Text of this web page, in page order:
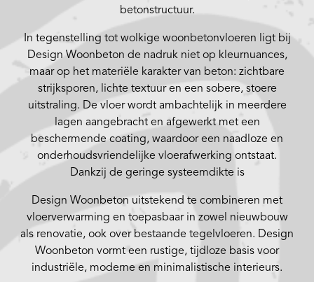
betonstructuur.
In tegenstelling tot wolkige woonbetonvloeren ligt bij
Design Woonbeton de nadruk niet op kleurnuances,
maar op het materiële karakter van beton: zichtbare
strijksporen, lichte textuur en een sobere, stoere
uitstraling. De vloer wordt ambachtelijk in meerdere
lagen aangebracht en afgewerkt met een
beschermende coating, waardoor een naadloze en
onderhoudsvriendelijke vloerafwerking ontstaat.
Dankzij de geringe systeemdikte is
Design Woonbeton uitstekend te combineren met
vloerverwarming en toepasbaar in zowel nieuwbouw
als renovatie, ook over bestaande tegelvloeren. Design
Woonbeton vormt een rustige, tijdloze basis voor
industriële, moderne en minimalistische interieurs.